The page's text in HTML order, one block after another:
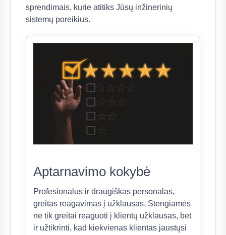
sprendimais, kurie atitiks Jūsų inžinerinių
sistemų poreikius.
Aptarnavimo kokybė
Profesionalus ir draugiškas personalas,
greitas reagavimas į užklausas. Stengiamės
ne tik greitai reaguoti į klientų užklausas, bet
ir užtikrinti, kad kiekvienas klientas jaustųsi